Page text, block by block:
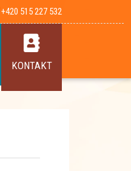
+420 515 227 532
KONTAKT